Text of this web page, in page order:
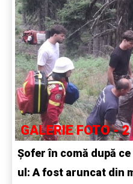
GALERIE FOTO -
Șofer în comă după
ul: A fost aruncat din